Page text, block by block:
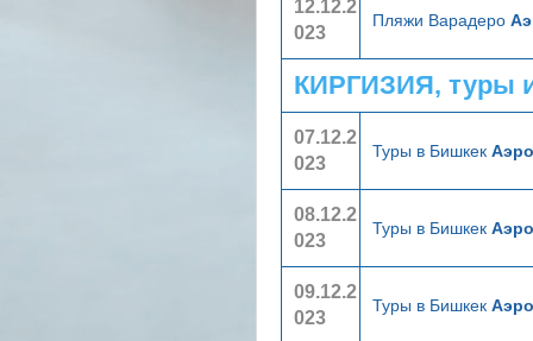
12.12.2
023
Пляжи Варадеро
КИРГИЗИЯ, туры
07.12.2
023
Туры в Бишкек
08.12.2
023
Туры в Бишкек
09.12.2
023
Туры в Бишкек